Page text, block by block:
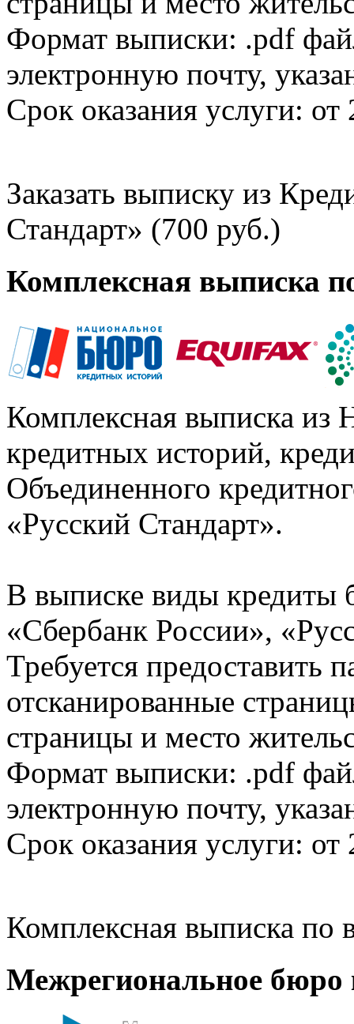
Формат выписки: .pdf
электронную почту,
Срок оказания услуги: от
Заказать выписку из
Стандарт» (700 руб.)
Комплексная выписка
Комплексная выписка из
кредитных историй,
Объединенного
«Русский Стандарт».
В выписке виды кредиты
«Сбербанк России»,
Требуется предоставить
отсканированные
страницы и место
Формат выписки: .pdf
электронную почту,
Срок оказания услуги: от
Комплексная выписка
Межрегиональное бюро